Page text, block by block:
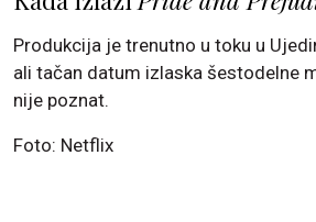
Produkcija je trenutno u toku u
ali tačan datum izlaska šestodelne
nije poznat.
Foto: Netflix